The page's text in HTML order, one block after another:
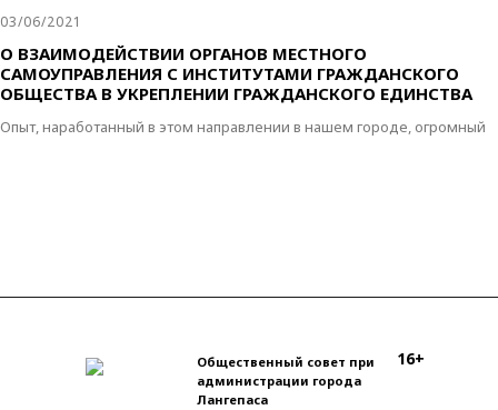
03/06/2021
О ВЗАИМОДЕЙСТВИИ ОРГАНОВ МЕСТНОГО
САМОУПРАВЛЕНИЯ С ИНСТИТУТАМИ ГРАЖДАНСКОГО
ОБЩЕСТВА В УКРЕПЛЕНИИ ГРАЖДАНСКОГО ЕДИНСТВА
Опыт, наработанный в этом направлении в нашем городе, огромный
Общественный совет при
администрации города
Лангепаса
16+